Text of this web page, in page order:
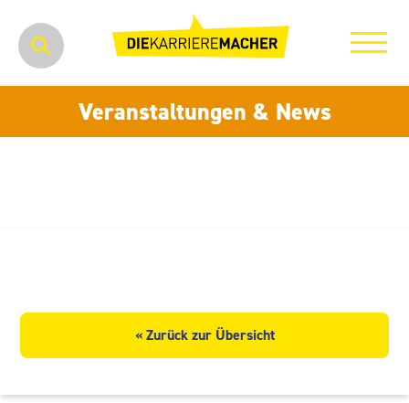
Veranstaltungen & News
« Zurück zur Übersicht